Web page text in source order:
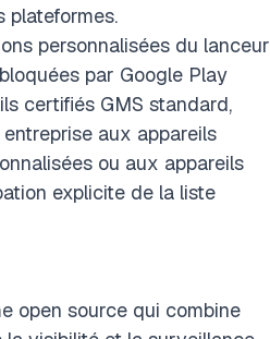
plateformes.
personnalisées du lanceur
par Google Play
certifiés GMS standard,
aux appareils
ou aux appareils
explicite de la liste
open source qui combine